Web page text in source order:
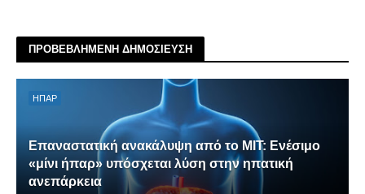
ΠΡΟΒΕΒΛΗΜΕΝΗ ΔΗΜΟΣΙΕΥΣΗ
ΗΠΑΡ
Επαναστατική ανακάλυψη από το MIT: Ενέσιμο
«μίνι ήπαρ» υπόσχεται λύση στην ηπατική
ανεπάρκεια